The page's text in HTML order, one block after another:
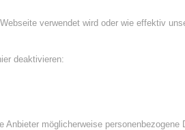
verwendet wird oder wie effektiv
deaktivieren:
möglicherweise